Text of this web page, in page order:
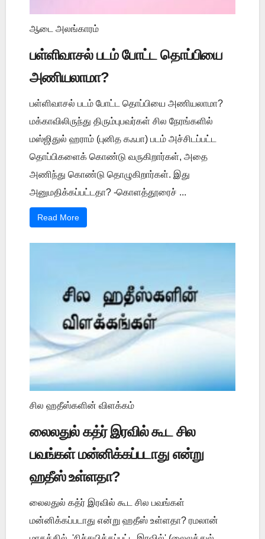
ஆடை அலங்காரம்
பள்ளிவாசல் படம் போட்ட தொப்பியை
அணியலாமா?
பள்ளிவாசல் படம் போட்ட தொப்பியை அணியலாமா?
மக்காவிலிருந்து திரும்புபவர்கள் சில நேரங்களில்
மஸ்ஜிதுல் ஹராம் (புனித கஃபா) படம் அச்சிடப்பட்ட
தொப்பிகளைக் கொண்டு வருகிறார்கள், அதை
அணிந்து கொண்டு தொழுகிறார்கள். இது
அனுமதிக்கப்பட்டதா? -கொளத்தூரைச் ...
Read More
சில ஹதீஸ்களின் விளக்கம்
லைலதுல் கத்ர் இரவில் கூட சில
பவங்கள் மன்னிக்கப்படாது என்று
ஹதீஸ் உள்ளதா?
லைலதுல் கத்ர் இரவில் கூட சில பவங்கள்
மன்னிக்கப்படாது என்று ஹதீஸ் உள்ளதா? ரமலான்